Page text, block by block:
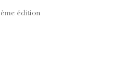
ème édition